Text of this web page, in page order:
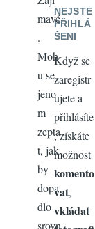
mavé
.
Moh
u se
jeno
m
zepta
t, jak
by
dopa
dlo
srovn
NEJSTE
PŘIHLÁ
ŠENI
Když se
zaregistr
ujete a
přihlásíte
, získáte
možnost
komento
vat,
vkládat